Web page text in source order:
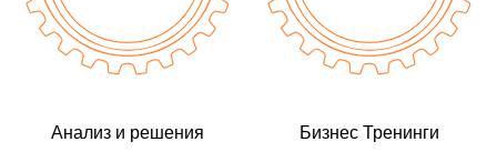
Анализ и решения Бизнес Тренинги